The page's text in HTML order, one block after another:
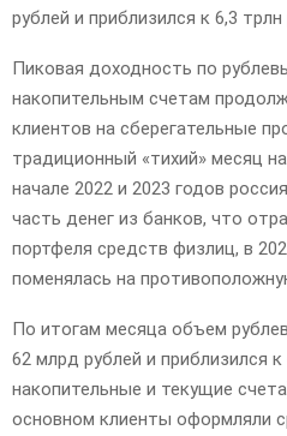
рублей и приблизился к 6,3 трлн
Пиковая доходность по
накопительным счетам
клиентов на сберегательные
традиционный «тихий» месяц
начале 2022 и 2023 годов
часть денег из банков, что
портфеля средств физлиц, в
поменялась на
По итогам месяца объем
62 млрд рублей и приблизился
накопительные и текущие
основном клиенты оформляли